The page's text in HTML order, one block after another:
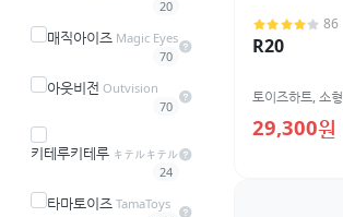
20
매직아이즈 Magic Eyes
70
아웃비전 Outvision
70
키테루키테루 キテルキテル
24
타마토이즈 TamaToys
86
R20
토이즈하트,소형
29,300원